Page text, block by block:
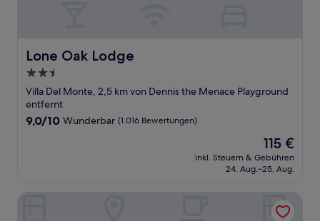
Lone Oak Lodge
Lone Oak Lodge
2.5-
Sterne-
Unterkunft
Villa Del Monte, 2,5 km von Dennis the Menace Playground
entfernt
9.0
9,0/10 Wunderbar (1.016 Bewertungen)
Der
Preis
beträgt
115 €
inkl. Steuern & Gebühren
24. Aug.–25. Aug.